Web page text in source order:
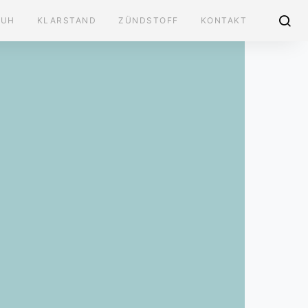
KLARSTAND ZÜNDSTOFF KONTAKT